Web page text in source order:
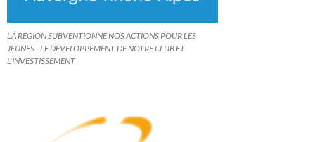
LA REGION SUBVENTIONNE NOS ACTIONS POUR LES
JEUNES - LE DEVELOPPEMENT DE NOTRE CLUB ET
L'INVESTISSEMENT